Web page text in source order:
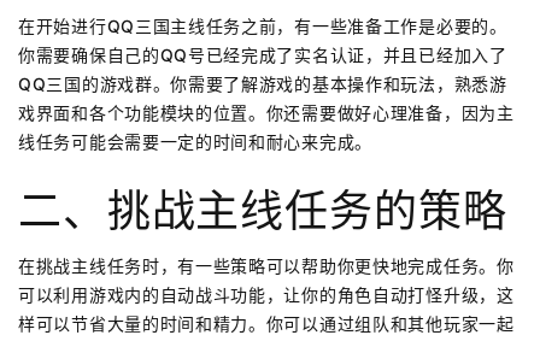
在开始进行QQ三国主线任务之前，有一些准备工作是必要的。
你需要确保自己的QQ号已经完成了实名认证，并且已经加入了
QQ三国的游戏群。你需要了解游戏的基本操作和玩法，熟悉游
戏界面和各个功能模块的位置。你还需要做好心理准备，因为主
线任务可能会需要一定的时间和耐心来完成。
二、挑战主线任务的策略
在挑战主线任务时，有一些策略可以帮助你更快地完成任务。你
可以利用游戏内的自动战斗功能，让你的角色自动打怪升级，这
样可以节省大量的时间和精力。你可以通过组队和其他玩家一起